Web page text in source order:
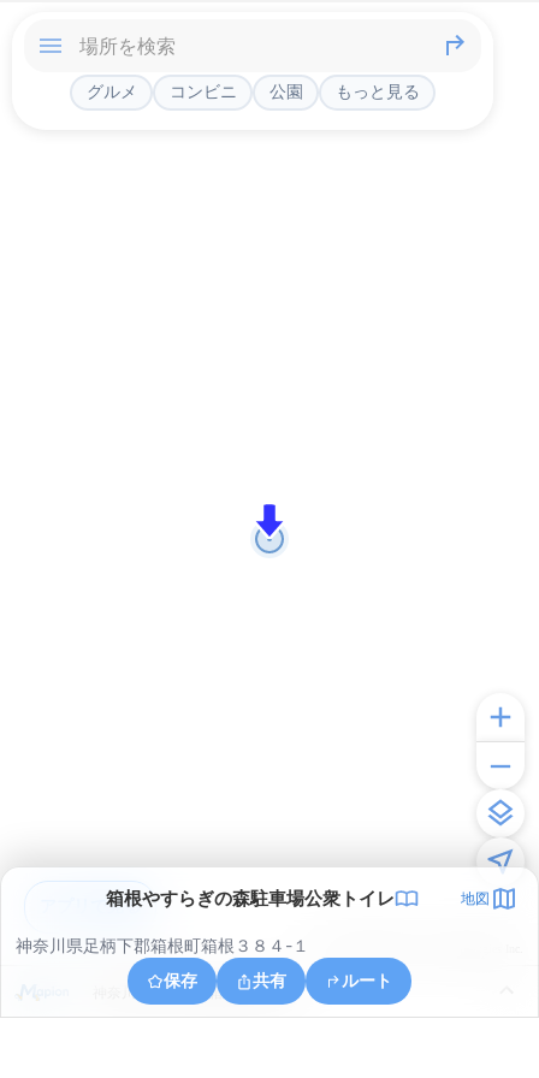
グルメ コンビニ 公園 もっと見る
箱根やすらぎの森駐車場公衆トイレ 地図
神奈川県足柄下郡箱根町箱根３８４-１
保存
共有 ルート
神奈川県足柄下郡箱根町元箱根
アプリで見る